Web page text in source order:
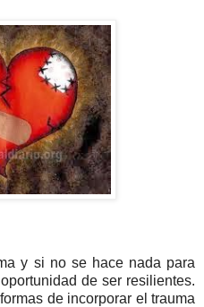
y si no se hace nada para
de ser resilientes.
de incorporar el trauma